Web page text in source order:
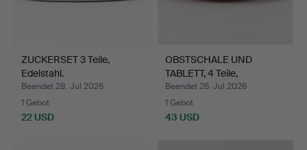
ZUCKERSET 3 Teile,
Edelstahl.
Beendet 28. Jul 2026
1 Gebot
22 USD
OBSTSCHALE UND
TABLETT, 4 Teile,
wahrschei…
Beendet 26. Jul 2026
1 Gebot
43 USD